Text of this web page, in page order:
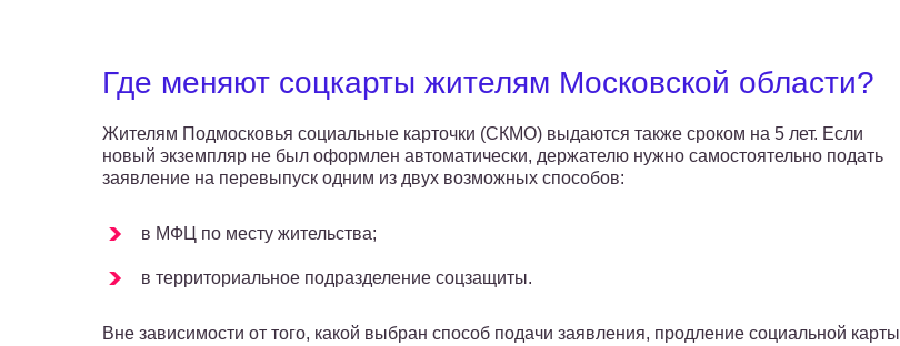
Где меняют соцкарты жителям Московской области?
Жителям Подмосковья социальные карточки (СКМО) выдаются также сроком на 5 лет. Если
новый экземпляр не был оформлен автоматически, держателю нужно самостоятельно подать
заявление на перевыпуск одним из двух возможных способов:
в МФЦ по месту жительства;
в территориальное подразделение соцзащиты.
Вне зависимости от того, какой выбран способ подачи заявления, продление социальной карты